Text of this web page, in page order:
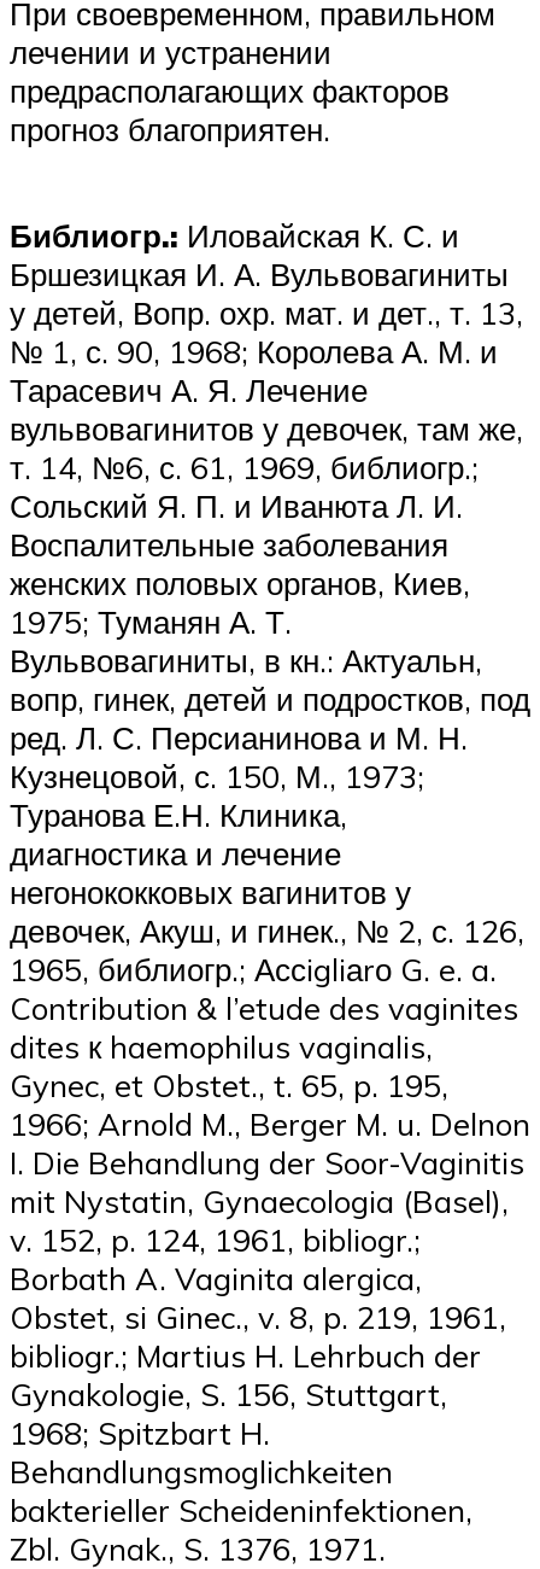
При своевременном, правильном
лечении и устранении
предрасполагающих факторов
прогноз благоприятен.
Библиогр.: Иловайская К. С. и
Бршезицкая И. А. Вульвовагиниты
у детей, Вопр. охр. мат. и дет., т. 13,
№ 1, с. 90, 1968; Королева А. М. и
Тарасевич А. Я. Лечение
вульвовагинитов у девочек, там же,
т. 14, №6, с. 61, 1969, библиогр.;
Сольский Я. П. и Иванюта Л. И.
Воспалительные заболевания
женских половых органов, Киев,
1975; Туманян А. Т.
Вульвовагиниты, в кн.: Актуальн,
вопр, гинек, детей и подростков, под
ред. Л. С. Персианинова и М. Н.
Кузнецовой, с. 150, М., 1973;
Туранова Е.Н. Клиника,
диагностика и лечение
негонококковых вагинитов у
девочек, Акуш, и гинек., № 2, с. 126,
1965, библиогр.; Ассigliаrо G. e. a.
Contribution & l’etude des vaginites
dites к haemophilus vaginalis,
Gynec, et Obstet., t. 65, p. 195,
1966; Arnold M., Berger M. u. Delnon
I. Die Behandlung der Soor-Vaginitis
mit Nystatin, Gynaecologia (Basel),
v. 152, p. 124, 1961, bibliogr.;
Borbath A. Vaginita alergica,
Obstet, si Ginec., v. 8, p. 219, 1961,
bibliogr.; Martius H. Lehrbuch der
Gynakologie, S. 156, Stuttgart,
1968; Spitzbart H.
Behandlungsmoglichkeiten
bakterieller Scheideninfektionen,
Zbl. Gynak., S. 1376, 1971.